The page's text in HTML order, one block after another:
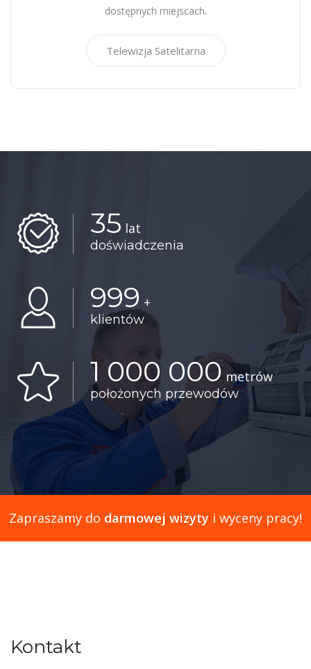
dostępnych miejscach.
Telewizja Satelitarna
35 lat
doświadczenia
999 +
klientów
1 000 000 metrów
położonych przewodów
Zapraszamy do darmowej wizyty i wyceny pracy!
Kontakt